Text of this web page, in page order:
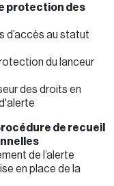
protection des
d’accès au statut
du lanceur
des droits en
de recueil
de l’alerte
en place de la